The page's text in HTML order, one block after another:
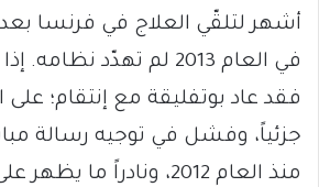
أشهر لتلقّي العلاج في فرنسا
في العام 2013 لم تهدّد
فقد عاد بوتفليقة مع إنتقام؛ على
جزئياً، وفشل في توجيه رسالة
منذ العام 2012، ونادراً ما